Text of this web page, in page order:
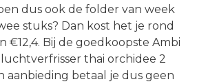
dus ook de folder van week
stuks? Dan kost het je rond
€12,4. Bij de goedkoopste Ambi
thai orchidee 2
aanbieding betaal je dus geen